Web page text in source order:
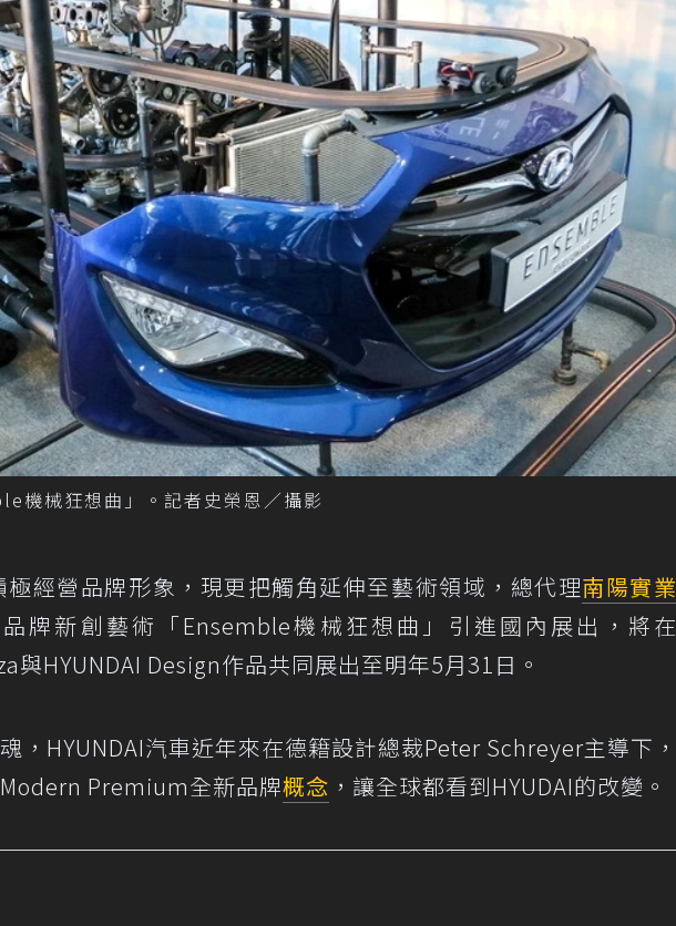
機械狂想曲」。記者史榮恩／攝影
極經營品牌形象，現更把觸角延伸至藝術領域，總代理南陽實業
品牌新創藝術「Ensemble機械狂想曲」引進國內展出，將在
與HYUNDAI Design作品共同展出至明年5月31日。
，HYUNDAI汽車近年來在德籍設計總裁Peter Schreyer主導下，
Premium全新品牌概念 ，讓全球都看到HYUDAI的改變。